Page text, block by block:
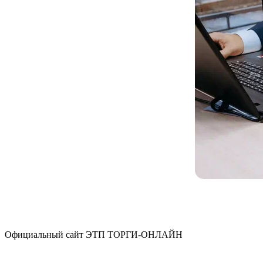
Официальный сайт ЭТП ТОРГИ-ОНЛАЙН